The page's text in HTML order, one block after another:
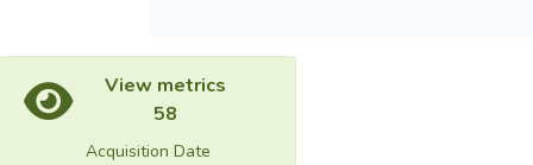
View metrics
58
Acquisition Date